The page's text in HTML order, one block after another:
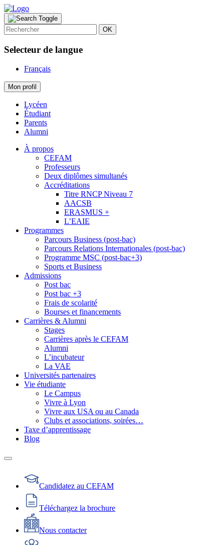
OK
Selecteur de langue
Français
Mon profil
Lycéen
Étudiant
Parents
Alumni
À propos
CEFAM
Professeurs
Deux diplômes simultanés
Accréditations
Titre RNCP Niveau 7
AACSB
ERASMUS +
L’EAIE
Programmes
Parcours Business (post-bac)
Parcours Relations Internationales (post-bac)
Programme MSC (post-bac+3)
Sports et Business
Admissions
Post bac
Post bac +3
Frais de scolarité
Bourses et financements
Carrières & Alumni
Stages
Carrières après le CEFAM
Alumni
L’incubateur
La VAE
Universités partenaires
Vie étudiante
Le Campus
Vivre à Lyon
Vivre aux USA ou au Canada
Clubs et associations, soirées…
Taxe d’apprentissage
Blog
Candidatez au CEFAM
Téléchargez la brochure
Nous contacter